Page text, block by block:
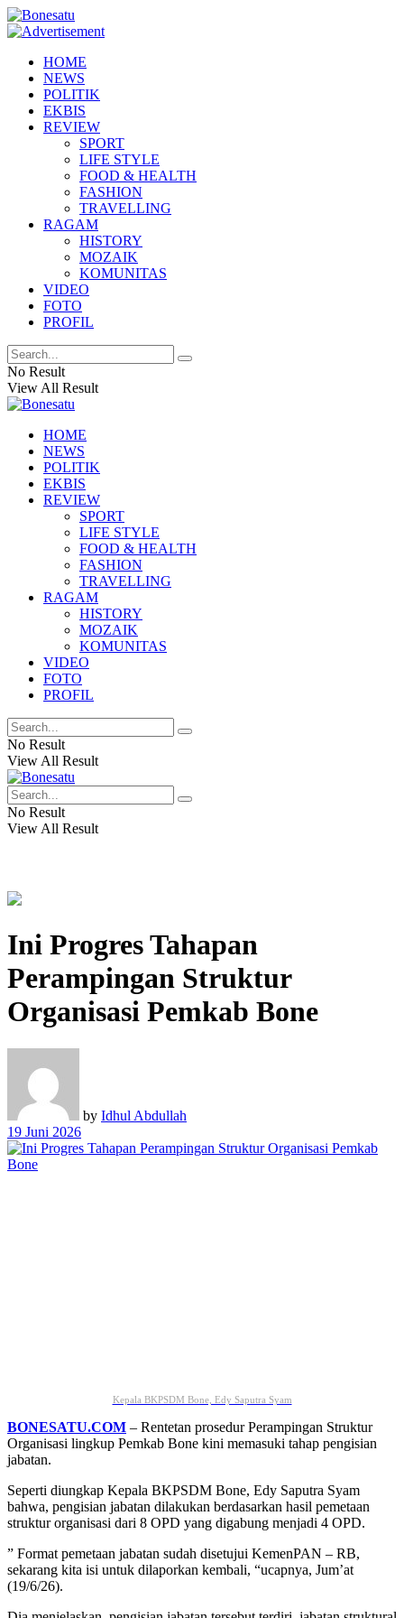
HOME
NEWS
POLITIK
EKBIS
REVIEW
SPORT
LIFE STYLE
FOOD & HEALTH
FASHION
TRAVELLING
RAGAM
HISTORY
MOZAIK
KOMUNITAS
VIDEO
FOTO
PROFIL
No Result
View All Result
HOME
NEWS
POLITIK
EKBIS
REVIEW
SPORT
LIFE STYLE
FOOD & HEALTH
FASHION
TRAVELLING
RAGAM
HISTORY
MOZAIK
KOMUNITAS
VIDEO
FOTO
PROFIL
No Result
View All Result
No Result
View All Result
Ini Progres Tahapan
Perampingan Struktur
Organisasi Pemkab Bone
by Idhul Abdullah
19 Juni 2026
Kepala BKPSDM Bone, Edy Saputra Syam
BONESATU.COM – Rentetan prosedur Perampingan Struktur
Organisasi lingkup Pemkab Bone kini memasuki tahap pengisian
jabatan.
Seperti diungkap Kepala BKPSDM Bone, Edy Saputra Syam
bahwa, pengisian jabatan dilakukan berdasarkan hasil pemetaan
struktur organisasi dari 8 OPD yang digabung menjadi 4 OPD.
” Format pemetaan jabatan sudah disetujui KemenPAN – RB,
sekarang kita isi untuk dilaporkan kembali, “ucapnya, Jum’at
(19/6/26).